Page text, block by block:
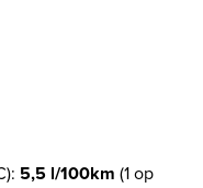
5,5 l/100km (1 op